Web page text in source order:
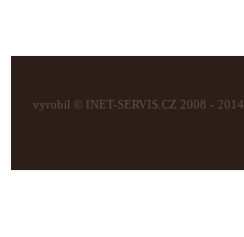
vyrobil © INET-SERVIS.CZ 2008 - 2014